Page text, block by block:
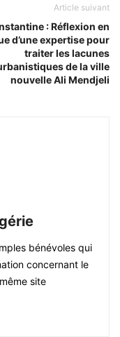
Article suivant
: Réflexion en
d’une expertise pour
traiter les lacunes
de la ville
nouvelle Ali Mendjeli
bénévoles qui
concernant le
site